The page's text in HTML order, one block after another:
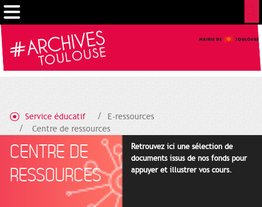
Service éducatif
E-ressources
Centre de ressources
CENTRE DE
RESSOURCES
Retrouvez ici une sélection de
documents issus de nos fonds pour
appuyer et illustrer vos cours.
Gestion de vos préférences sur les cookies